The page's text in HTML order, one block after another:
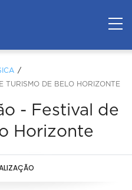
TURISMO DE BELO HORIZONTE
- Festival de
Horizonte